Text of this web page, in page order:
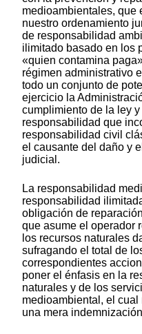
medioambientales, que
nuestro ordenamiento
de responsabilidad
ilimitado basado en los
«quien contamina
régimen administrativo
todo un conjunto de
ejercicio la
cumplimiento de la ley
responsabilidad que
responsabilidad civil
el causante del daño y
judicial.
La responsabilidad
responsabilidad
obligación de
que asume el operador
los recursos naturales
sufragando el total de
correspondientes
poner el énfasis en la
naturales y de los
medioambiental, el
una mera